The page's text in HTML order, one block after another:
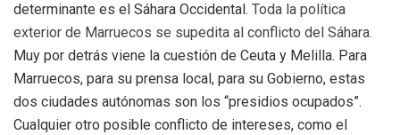
determinante es el Sáhara Occidental. Toda la política
exterior de Marruecos se supedita al conflicto del Sáhara.
Muy por detrás viene la cuestión de Ceuta y Melilla. Para
Marruecos, para su prensa local, para su Gobierno, estas
dos ciudades autónomas son los “presidios ocupados”.
Cualquier otro posible conflicto de intereses, como el